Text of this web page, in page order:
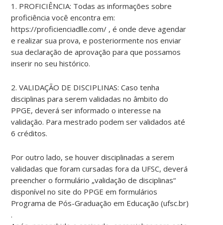
1. PROFICIÊNCIA: Todas as informações sobre
proficiência você encontra em:
https://proficienciadlle.com/ , é onde deve agendar
e realizar sua prova, e posteriormente nos enviar
sua declaração de aprovação para que possamos
inserir no seu histórico.
2. VALIDAÇÃO DE DISCIPLINAS: Caso tenha
disciplinas para serem validadas no âmbito do
PPGE, deverá ser informado o interesse na
validação. Para mestrado podem ser validados até
6 créditos.
Por outro lado, se houver disciplinadas a serem
validadas que foram cursadas fora da UFSC, deverá
preencher o formulário „validação de disciplinas“
disponível no site do PPGE em formulários
Programa de Pós-Graduação em Educação (ufsc.br)
.